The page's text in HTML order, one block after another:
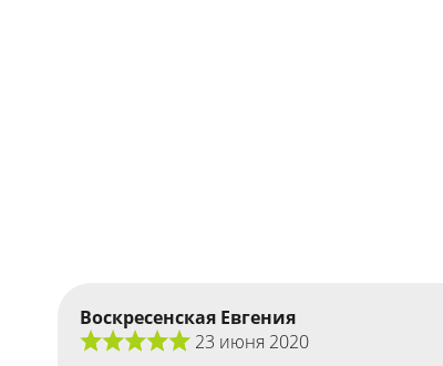
Воскресенская Евгения
23 июня 2020